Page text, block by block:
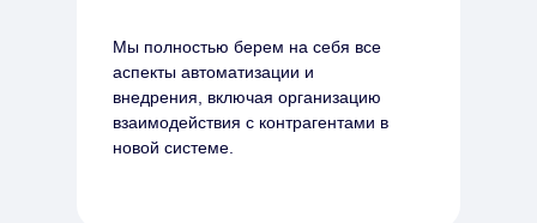
Мы полностью берем на себя все
аспекты автоматизации и
внедрения, включая организацию
взаимодействия с контрагентами в
новой системе.